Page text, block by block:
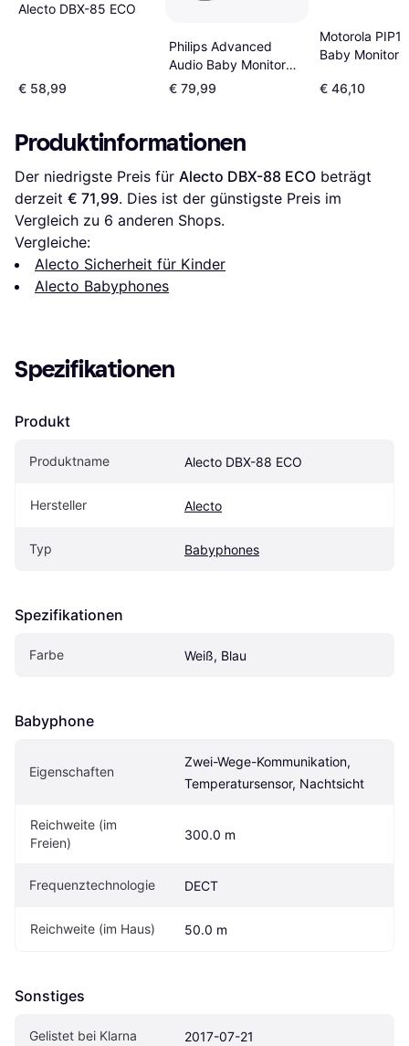
Alecto DBX-85 ECO
€ 58,99
Philips Advanced
Audio Baby Monitor
Dect
€ 79,99
Motorola
Baby Monitor
€ 46,10
Produktinformationen
Der niedrigste Preis für Alecto DBX-88 ECO beträgt
derzeit € 71,99. Dies ist der günstigste Preis im
Vergleich zu 6 anderen Shops.
Vergleiche:
Alecto Sicherheit für Kinder
Alecto Babyphones
Spezifikationen
Produkt
Produktname Alecto DBX-88 ECO
Hersteller Alecto
Typ Babyphones
Spezifikationen
Farbe Weiß, Blau
Babyphone
Eigen­schaften
Zwei-Wege-Kommunikation,
Temperatursensor, Nachtsicht
Reichweite (im
Freien)
300.0 m
Frequenztechnologie DECT
Reichweite (im Haus) 50.0 m
Sonstiges
Gelistet bei Klarna 2017-07-21